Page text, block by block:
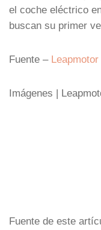
el coche eléctrico
buscan su primer
Fuente – Leapmotor
Imágenes |
Fuente de este